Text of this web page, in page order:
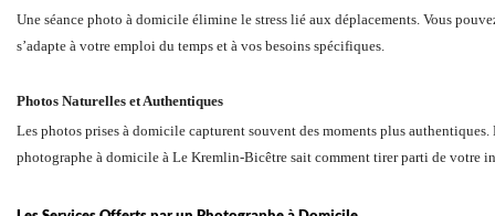
Une séance photo à domicile élimine le stress lié aux déplacements. Vous
s’adapte à votre emploi du temps et à vos besoins spécifiques.
Photos Naturelles et Authentiques
Les photos prises à domicile capturent souvent des moments plus
photographe à domicile à Le Kremlin-Bicêtre sait comment tirer parti de votre